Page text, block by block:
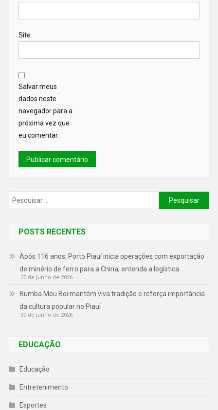
Site
Salvar meus
dados neste
navegador para a
próxima vez que
eu comentar.
POSTS RECENTES
Após 116 anos, Porto Piauí inicia operações com exportação
de minério de ferro para a China; entenda a logística
30 de junho de 2026
Bumba Meu Boi mantém viva tradição e reforça importância
da cultura popular no Piauí
30 de junho de 2026
EDUCAÇÃO
Educação
Entretenimento
Esportes